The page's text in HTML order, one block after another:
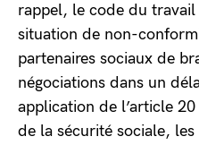
rappel, le code du
situation de non-
partenaires sociaux de
négociations dans un
application de l’article
de la sécurité sociale,